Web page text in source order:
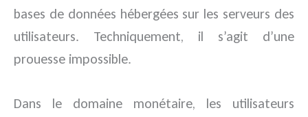
bases de données hébergées sur les serveurs des
utilisateurs. Techniquement, il s’agit d’une
prouesse impossible.
Dans le domaine monétaire, les utilisateurs